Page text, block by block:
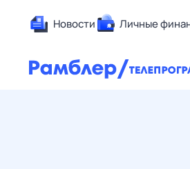
Новости Личные